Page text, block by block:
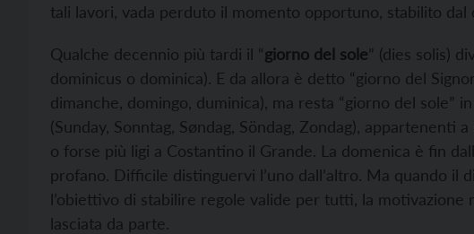
tali lavori, vada perduto il momento opportuno, stabilito dal
Qualche decennio più tardi il “giorno del sole” (dies solis)
dominicus o dominica). E da allora è detto “giorno del
dimanche, domingo, duminica), ma resta “giorno del sole”
(Sunday, Sonntag, Søndag, Söndag, Zondag), appartenenti
o forse più ligi a Costantino il Grande. La domenica è fin
profano. Difficile distinguervi l’uno dall’altro. Ma quando il
l’obiettivo di stabilire regole valide per tutti, la motivazione
lasciata da parte.